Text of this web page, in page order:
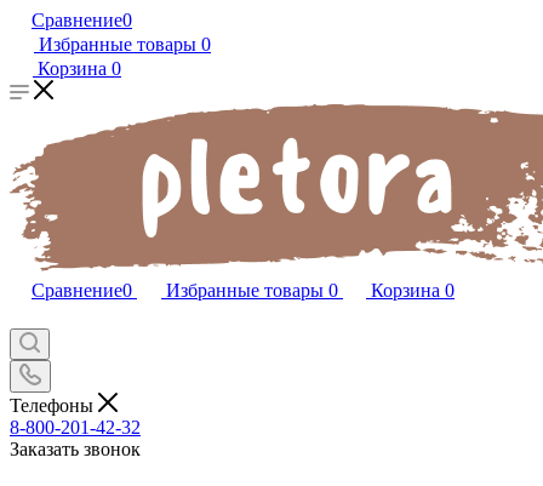
Сравнение0
Избранные товары 0
Корзина 0
Сравнение0 Избранные товары 0 Корзина 0
Телефоны
8-800-201-42-32
Заказать звонок